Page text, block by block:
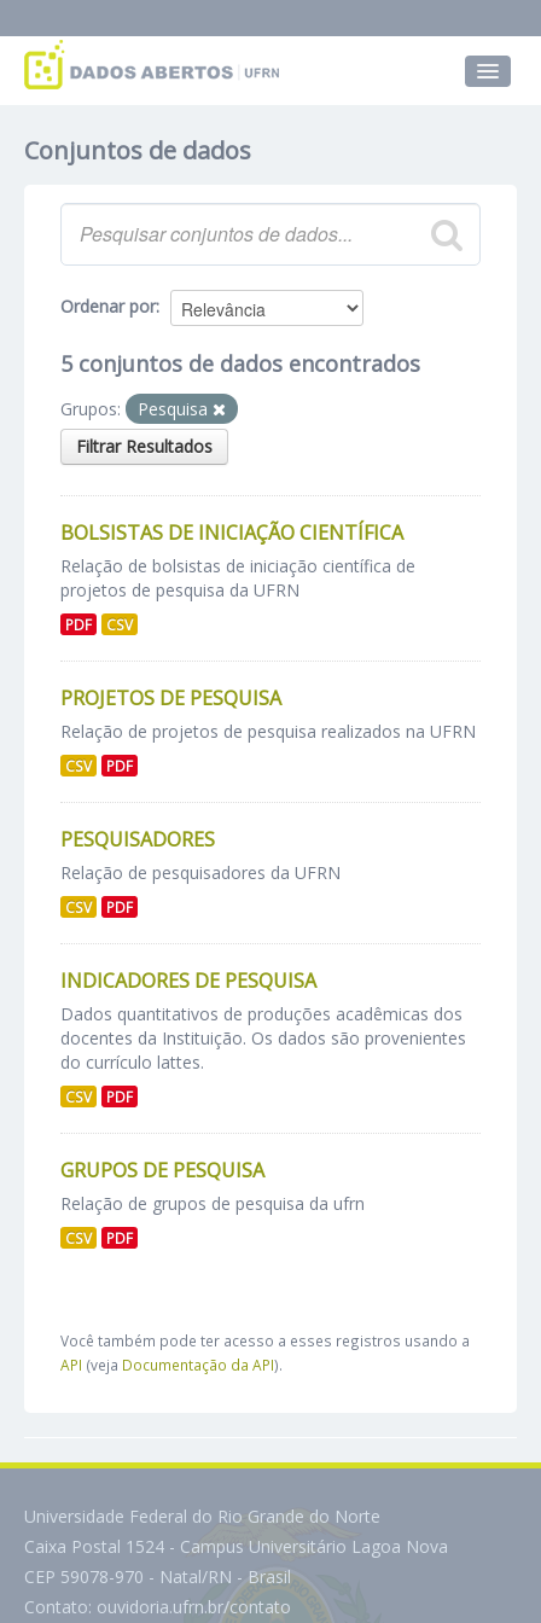
Grupos
Sobre
Conjuntos de dados
Ordenar por
5 conjuntos de dados encontrados
Grupos:
Pesquisa
Filtrar Resultados
BOLSISTAS DE INICIAÇÃO CIENTÍFICA
Relação de bolsistas de iniciação científica de
projetos de pesquisa da UFRN
PDF CSV
PROJETOS DE PESQUISA
Relação de projetos de pesquisa realizados na UFRN
CSV PDF
PESQUISADORES
Relação de pesquisadores da UFRN
CSV PDF
INDICADORES DE PESQUISA
Dados quantitativos de produções acadêmicas dos
docentes da Instituição. Os dados são provenientes
do currículo lattes.
CSV PDF
GRUPOS DE PESQUISA
Relação de grupos de pesquisa da ufrn
CSV PDF
Você também pode ter acesso a esses registros usando a
API (veja Documentação da API).
Universidade Federal do Rio Grande do Norte
Caixa Postal 1524 - Campus Universitário Lagoa Nova
CEP 59078-970 - Natal/RN - Brasil
Contato: ouvidoria.ufrn.br/contato